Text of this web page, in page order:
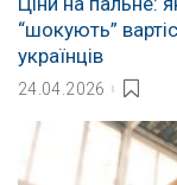
“шокують”
українців
24.04.2026